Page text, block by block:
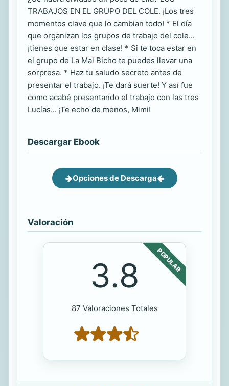
TRABAJOS EN EL GRUPO DEL COLE. ¡Los tres
momentos clave que lo cambian todo! * El día
que organizan los grupos de trabajo del cole...
¡tienes que estar en clase! * Si te toca estar en
el grupo de La Mal Bicho te puedes llevar una
sorpresa. * Haz tu saludo secreto antes de
presentar el trabajo. ¡Te dará suerte! Y así fue
como acabé presentando el trabajo con las tres
Lucías... ¡Te echo de menos, Mimi!
Descargar Ebook
Opciones de Descarga
Valoración
POPULAR
3.8
87 Valoraciones Totales